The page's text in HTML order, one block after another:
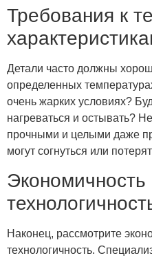
Требования к
Детали часто должны
определенных
очень жарких условиях?
нагреваться и остывать?
прочными и целыми даже
могут согнуться или
Экономичность
Наконец, рассмотрите
технологичность.